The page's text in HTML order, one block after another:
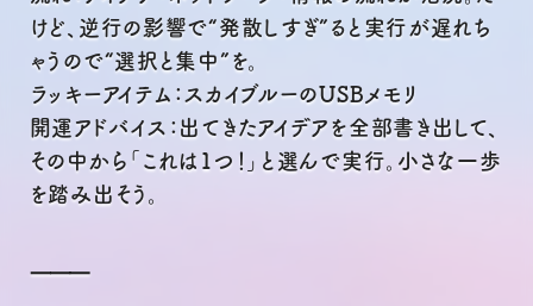
けど、逆行の影響で“発散しすぎ”ると実行が遅れち
ゃうので“選択と集中”を。
ラッキーアイテム：スカイブルーのUSBメモリ
開運アドバイス：出てきたアイデアを全部書き出して、
その中から「これは1つ！」と選んで実行。小さな一歩
を踏み出そう。
⸻